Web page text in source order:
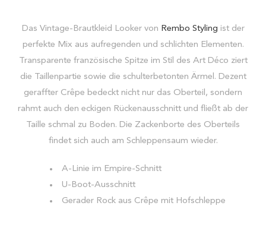
Das Vintage-Brautkleid Looker von Rembo Styling ist der
perfekte Mix aus aufregenden und schlichten Elementen.
Transparente französische Spitze im Stil des Art Déco ziert
die Taillenpartie sowie die schulterbetonten Ärmel. Dezent
geraffter Crêpe bedeckt nicht nur das Oberteil, sondern
rahmt auch den eckigen Rückenausschnitt und fließt ab der
Taille schmal zu Boden. Die Zackenborte des Oberteils
findet sich auch am Schleppensaum wieder.
A-Linie im Empire-Schnitt
U-Boot-Ausschnitt
Gerader Rock aus Crêpe mit Hofschleppe